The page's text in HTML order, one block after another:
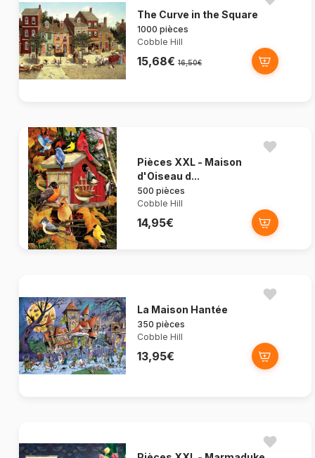
The Curve in the Square
1000 pièces
Cobble Hill
15,68€ 16,50€
Pièces XXL - Maison
d'Oiseau d...
500 pièces
Cobble Hill
14,95€
La Maison Hantée
350 pièces
Cobble Hill
13,95€